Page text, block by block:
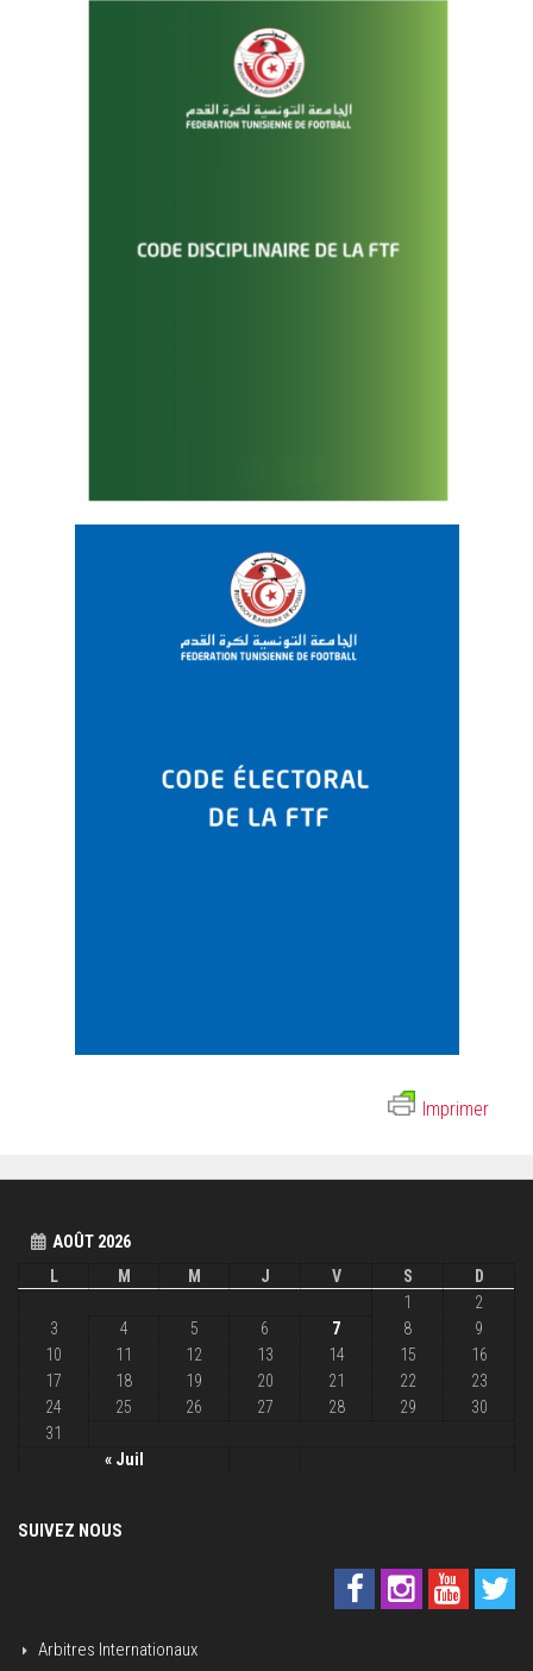
Imprimer
AOÛT 2026
L
M M J V S D
« Juil
1
2
3
4 5 6 7 8
9
10
11 12 13 14 15
16
17
18 19 20 21 22
23
24
25 26 27 28 29
30
31
SUIVEZ NOUS
Arbitres Internationaux